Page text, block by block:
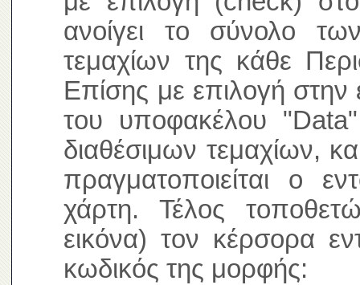
ανοίγει το σύνολο
τεμαχίων της κάθε
Επίσης με επιλογή στην
του υποφακέλου
διαθέσιμων τεμαχίων,
πραγματοποιείται ο
χάρτη. Τέλος
εικόνα) τον κέρσορα
κωδικός της μορφής: